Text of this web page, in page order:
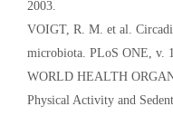
2003.
VOIGT, R. M. et al.
microbiota. PLoS ONE, v.
WORLD HEALTH
Physical Activity and